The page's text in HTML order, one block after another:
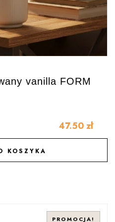
vanilla FORM
47.50 zł
KOSZYKA
ULUBIONYCH
PROMOCJA!